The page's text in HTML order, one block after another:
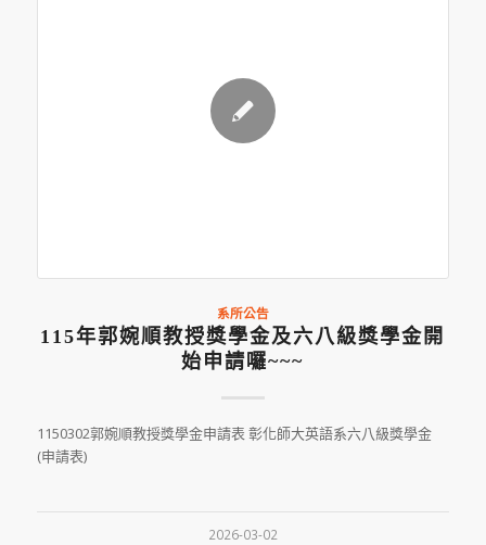
系所公告
115年郭婉順教授獎學金及六八級獎學金開
始申請囉~~~
1150302郭婉順教授獎學金申請表 彰化師大英語系六八級獎學金
(申請表)
2026-03-02